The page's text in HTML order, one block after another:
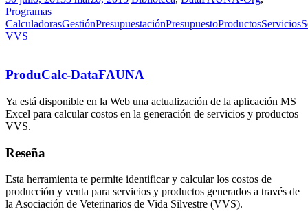
Programas
CalculadorasGestiónPresupuestaciónPresupuestoProductosServicios
VVS
ProduCalc-DataFAUNA
Ya está disponible en la Web una actualización de la aplicación MS
Excel para calcular costos en la generación de servicios y productos
VVS.
Reseña
Esta herramienta te permite identificar y calcular los costos de
producción y venta para servicios y productos generados a través de
la Asociación de Veterinarios de Vida Silvestre (VVS).